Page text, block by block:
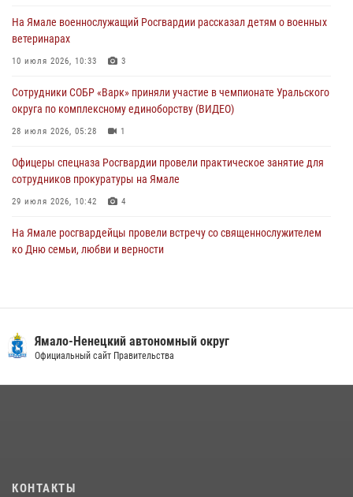
На Полярном круге Росгвардия обеспечила безопасность турнира
27 июля 2026, 09:04
На Ямале военнослужащий Росгвардии рассказал детям о военных
ветеринарах
10 июля 2026, 10:33 3
Сотрудники СОБР «Варк» приняли участие в чемпионате Уральского
округа по комплексному единоборству (ВИДЕО)
28 июля 2026, 05:28 1
Офицеры спецназа Росгвардии провели практическое занятие для
сотрудников прокуратуры на Ямале
29 июля 2026, 10:42 4
На Ямале росгвардейцы провели встречу со священнослужителем
ко Дню семьи, любви и верности
«Каникулы с Росгвардией» продолжаются на Ямале
На Ямале подведены итоги работы вневедомственной охраны
Ямало-Ненецкий автономный округ
Официальный сайт Правительства
КОНТАКТЫ